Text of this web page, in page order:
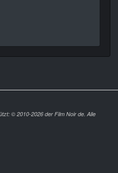
© 2010-2026 der Film Noir de. Alle